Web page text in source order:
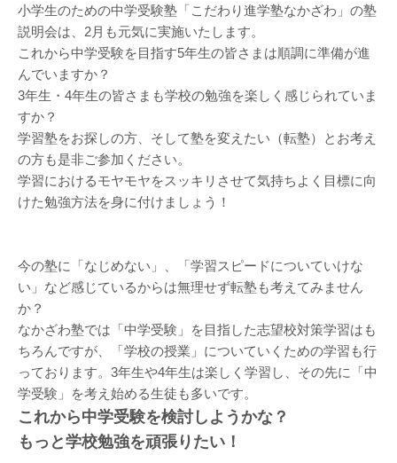
小学生のための中学受験塾「こだわり進学塾なかざわ」の塾
説明会は、2月も元気に実施いたします。
これから中学受験を目指す5年生の皆さまは順調に準備が進
んでいますか？
3年生・4年生の皆さまも学校の勉強を楽しく感じられていま
すか？
学習塾をお探しの方、そして塾を変えたい（転塾）とお考え
の方も是非ご参加ください。
学習におけるモヤモヤをスッキリさせて気持ちよく目標に向
けた勉強方法を身に付けましょう！
今の塾に「なじめない」、「学習スピードについていけな
い」など感じているからは無理せず転塾も考えてみません
か？
なかざわ塾では「中学受験」を目指した志望校対策学習はも
ちろんですが、「学校の授業」についていくための学習も行
っております。3年生や4年生は楽しく学習し、その先に「中
学受験」を考え始める生徒も多いです。
これから中学受験を検討しようかな？
もっと学校勉強を頑張りたい！